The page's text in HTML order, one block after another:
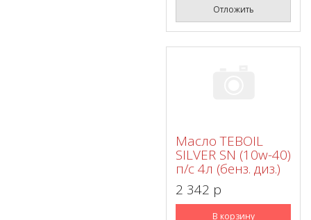
Отложить
Масло TEBOIL
SILVER SN (10w-40)
п/с 4л (бенз. диз.)
2 342 p
В корзину